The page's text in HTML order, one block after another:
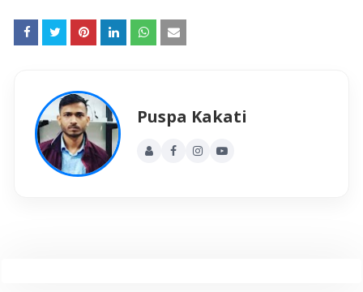
Puspa Kakati